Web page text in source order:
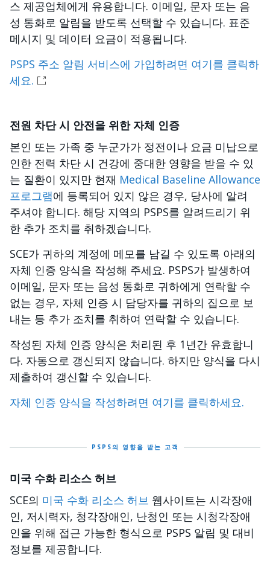
스 제공업체에게 유용합니다. 이메일, 문자 또는 음
성 통화로 알림을 받도록 선택할 수 있습니다. 표준
메시지 및 데이터 요금이 적용됩니다.
PSPS 주소 알림 서비스에 가입하려면 여기를 클릭하
세요.
전원 차단 시 안전을 위한 자체 인증
본인 또는 가족 중 누군가가 정전이나 요금 미납으로
인한 전력 차단 시 건강에 중대한 영향을 받을 수 있
는 질환이 있지만 현재 Medical Baseline Allowance
프로그램에 등록되어 있지 않은 경우, 당사에 알려
주셔야 합니다. 해당 지역의 PSPS를 알려드리기 위
한 추가 조치를 취하겠습니다.
SCE가 귀하의 계정에 메모를 남길 수 있도록 아래의
자체 인증 양식을 작성해 주세요. PSPS가 발생하여
이메일, 문자 또는 음성 통화로 귀하에게 연락할 수
없는 경우, 자체 인증 시 담당자를 귀하의 집으로 보
내는 등 추가 조치를 취하여 연락할 수 있습니다.
작성된 자체 인증 양식은 처리된 후 1년간 유효합니
다. 자동으로 갱신되지 않습니다. 하지만 양식을 다시
제출하여 갱신할 수 있습니다.
자체 인증 양식을 작성하려면 여기를 클릭하세요.
PSPS의 영향을 받는 고객
미국 수화 리소스 허브
SCE의 미국 수화 리소스 허브 웹사이트는 시각장애
인, 저시력자, 청각장애인, 난청인 또는 시청각장애
인을 위해 접근 가능한 형식으로 PSPS 알림 및 대비
정보를 제공합니다.